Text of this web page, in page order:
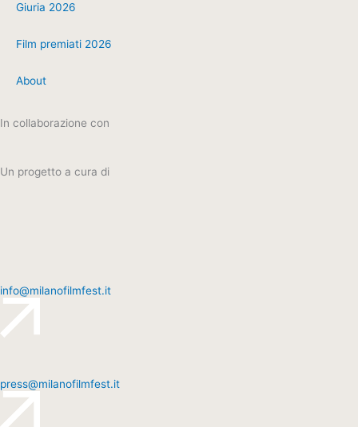
Giuria 2026
Film premiati 2026
About
In collaborazione con
Un progetto a cura di
info@milanofilmfest.it
press@milanofilmfest.it